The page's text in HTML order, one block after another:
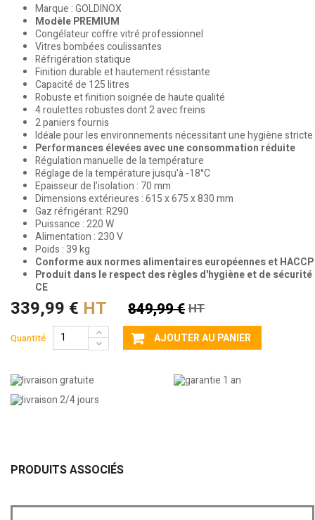
Marque : GOLDINOX
Modèle PREMIUM
Congélateur coffre vitré professionnel
Vitres bombées coulissantes
Réfrigération statique
Finition durable et hautement résistante
Capacité de 125 litres
Robuste et finition soignée de haute qualité
4 roulettes robustes dont 2 avec freins
2 paniers fournis
Idéale pour les environnements nécessitant une hygiène stricte
Performances élevées avec une consommation réduite
Régulation manuelle de la température
Réglage de la température jusqu'à -18°C
Epaisseur de l'isolation : 70 mm
Dimensions extérieures : 615 x 675 x 830 mm
Gaz réfrigérant: R290
Puissance : 220 W
Alimentation : 230 V
Poids : 39 kg
Conforme aux normes alimentaires européennes et HACCP
Produit dans le respect des règles d'hygiène et de sécurité
CE
339,99 € HT 849,99 € HT
Quantité AJOUTER AU PANIER
PRODUITS ASSOCIÉS